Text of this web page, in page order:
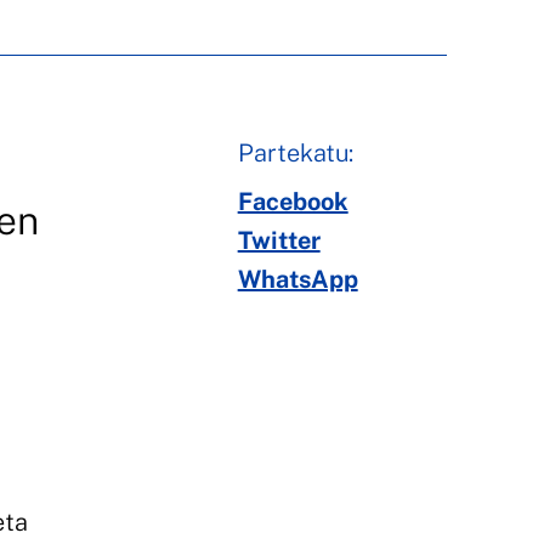
Partekatu:
Facebook
Twitter
WhatsApp